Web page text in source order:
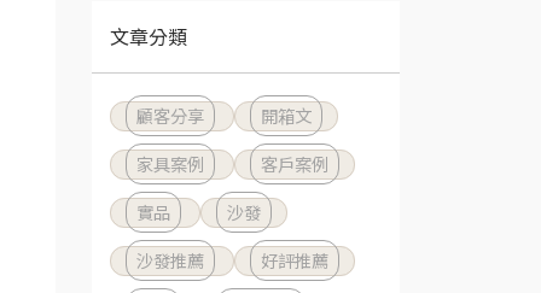
文章分類
顧客分享
開箱文
家具案例
客戶案例
實品
沙發
沙發推薦
好評推薦